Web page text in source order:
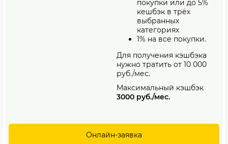
покупки или до 5%
кешбэк в трёх
выбранных
категориях
1% на все покупки.
Для получения кэшбэка
нужно тратить от 10 000
руб./мес.
Максимальный кэшбэк
3000 руб./мес.
Онлайн-заявка